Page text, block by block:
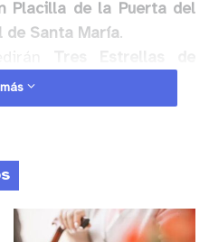
Placilla de la Puerta del
de Santa María.
aEl Sauce de El Belloto
de Algarroboante
a las19:30 horas, con
La Peña de Hijuelas